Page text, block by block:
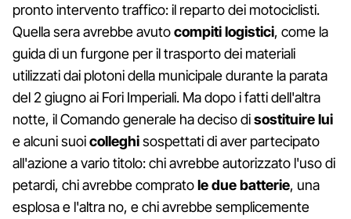
pronto intervento traffico: il reparto dei motociclisti.
Quella sera avrebbe avutocompitilogistici, come la
guida di un furgone per il trasporto dei materiali
utilizzati dai plotoni della municipale durante la parata
del 2 giugno ai Fori Imperiali. Ma dopo i fatti dell'altra
notte, il Comando generale ha deciso disostituirelui
e alcuni suoicolleghisospettati di aver partecipato
all'azione a vario titolo: chi avrebbe autorizzato l'uso di
petardi, chi avrebbe compratole due batterie, una
esplosa e l'altra no, e chi avrebbe semplicemente